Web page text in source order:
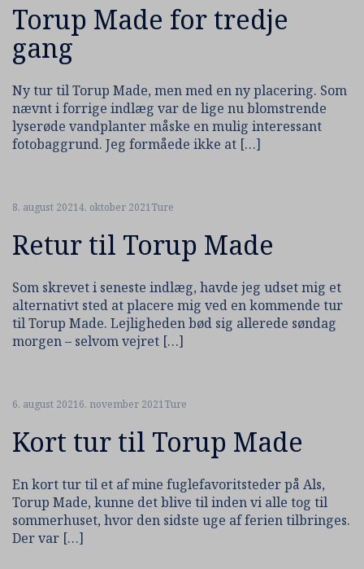
Torup Made for tredje
gang
Ny tur til Torup Made, men med en ny placering. Som
nævnt i forrige indlæg var de lige nu blomstrende
lyserøde vandplanter måske en mulig interessant
fotobaggrund. Jeg formåede ikke at […]
8. august 20214. oktober 2021Ture
Retur til Torup Made
Som skrevet i seneste indlæg, havde jeg udset mig et
alternativt sted at placere mig ved en kommende tur
til Torup Made. Lejligheden bød sig allerede søndag
morgen – selvom vejret […]
6. august 20216. november 2021Ture
Kort tur til Torup Made
En kort tur til et af mine fuglefavoritsteder på Als,
Torup Made, kunne det blive til inden vi alle tog til
sommerhuset, hvor den sidste uge af ferien tilbringes.
Der var […]